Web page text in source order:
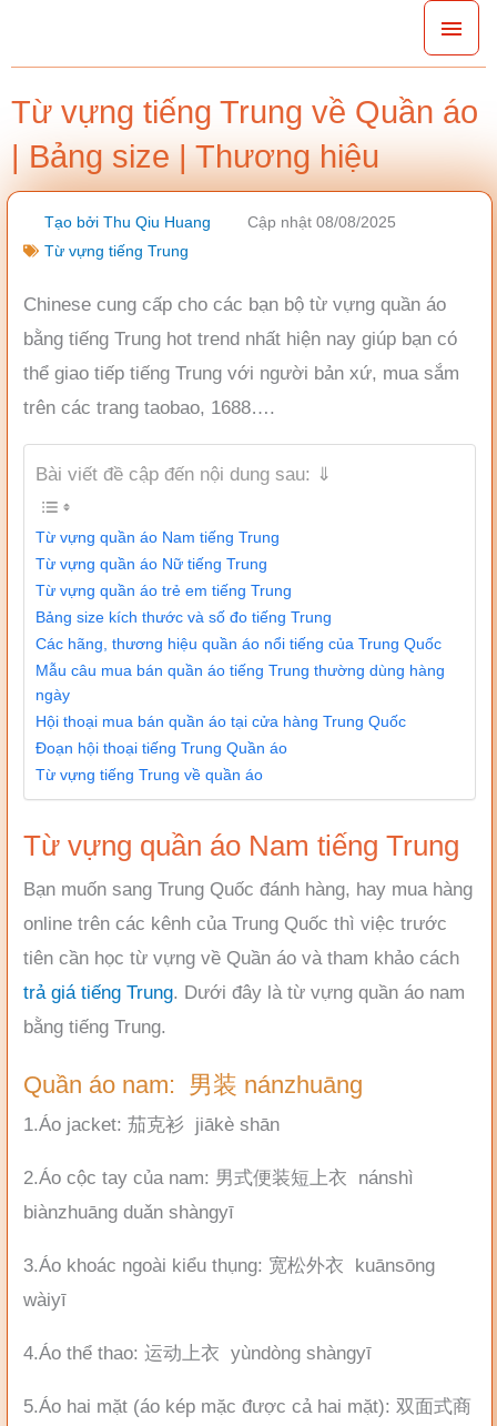
dung
Từ vựng tiếng Trung về Quần áo
| Bảng size | Thương hiệu
Tạo bởi Thu Qiu Huang
Cập nhật 08/08/2025
Từ vựng tiếng Trung
Chinese cung cấp cho các bạn bộ từ vựng quần áo
bằng tiếng Trung hot trend nhất hiện nay giúp bạn có
thể giao tiếp tiếng Trung với người bản xứ, mua sắm
trên các trang taobao, 1688….
Bài viết đề cập đến nội dung sau: ⇓
Từ vựng quần áo Nam tiếng Trung
Từ vựng quần áo Nữ tiếng Trung
Từ vựng quần áo trẻ em tiếng Trung
Bảng size kích thước và số đo tiếng Trung
Các hãng, thương hiệu quần áo nổi tiếng của Trung Quốc
Mẫu câu mua bán quần áo tiếng Trung thường dùng hàng
ngày
Hội thoại mua bán quần áo tại cửa hàng Trung Quốc
Đoạn hội thoại tiếng Trung Quần áo
Từ vựng tiếng Trung về quần áo
Từ vựng quần áo Nam tiếng Trung
Bạn muốn sang Trung Quốc đánh hàng, hay mua hàng
online trên các kênh của Trung Quốc thì việc trước
tiên cần học từ vựng về Quần áo và tham khảo cách
trả giá tiếng Trung. Dưới đây là từ vựng quần áo nam
bằng tiếng Trung.
Quần áo nam: 男装 nánzhuāng
1.Áo jacket: 茄克衫 jiākè shān
2.Áo cộc tay của nam: 男式便装短上衣 nánshì
biànzhuāng duǎn shàngyī
3.Áo khoác ngoài kiểu thụng: 宽松外衣 kuānsōng
wàiyī
4.Áo thể thao: 运动上衣 yùndòng shàngyī
5.Áo hai mặt (áo kép mặc được cả hai mặt): 双面式商